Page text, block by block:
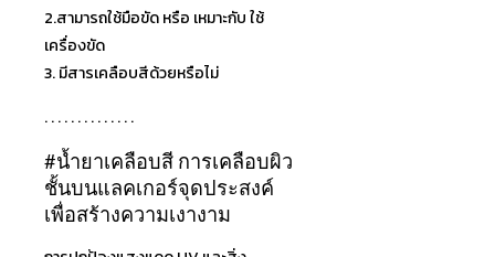
2.สามารถใช้มือขัด หรือ เหมาะกับ ใช้
เครื่องขัด
3. มีสารเคลือบสีด้วยหรือไม่
. . . . . . . . . . . . . .
#น้ำยาเคลือบสี การเคลือบผิว
ชั้นบนแลคเกอร์จุดประสงค์
เพื่อสร้างความเงางาม